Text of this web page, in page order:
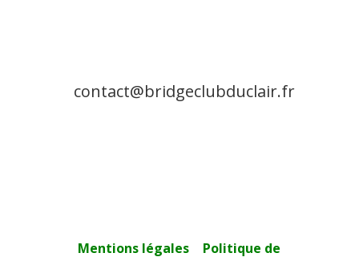
contact@bridgeclubduclair.fr
Mentions légales Politique de